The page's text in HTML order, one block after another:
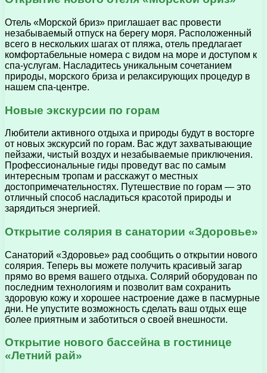
Отель «Морской бриз» приглашает вас провести
незабываемый отпуск на берегу моря. Расположенный
всего в нескольких шагах от пляжа, отель предлагает
комфортабельные номера с видом на море и доступом к
спа-услугам. Насладитесь уникальным сочетанием
природы, морского бриза и релаксирующих процедур в
нашем спа-центре.
Новые экскурсии по горам
Любители активного отдыха и природы будут в восторге
от новых экскурсий по горам. Вас ждут захватывающие
пейзажи, чистый воздух и незабываемые приключения.
Профессиональные гиды проведут вас по самым
интересным тропам и расскажут о местных
достопримечательностях. Путешествие по горам — это
отличный способ насладиться красотой природы и
зарядиться энергией.
Открытие солярия в санатории «Здоровье»
Санаторий «Здоровье» рад сообщить о открытии нового
солярия. Теперь вы можете получить красивый загар
прямо во время вашего отдыха. Солярий оборудован по
последним технологиям и позволит вам сохранить
здоровую кожу и хорошее настроение даже в пасмурные
дни. Не упустите возможность сделать ваш отдых еще
более приятным и заботиться о своей внешности.
Открытие нового бассейна в гостинице
«Летний рай»